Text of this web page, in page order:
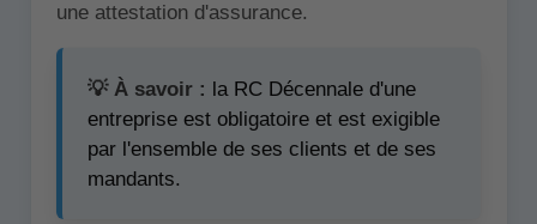
une attestation d'assurance.
💡 À savoir : la RC Décennale d'une
entreprise est obligatoire et est exigible
par l'ensemble de ses clients et de ses
mandants.